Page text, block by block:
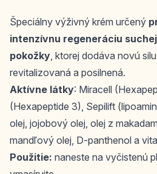
Špeciálny výživný krém určený
intenzívnu regeneráciu
pokožky, ktorej dodáva novú
revitalizovaná a posilnená.
Aktívne látky: Miracell
(Hexapeptide 3), Sepilift
olej, jojobový olej, olej z
mandľový olej, D-panthenol a
Použitie: naneste na vyčistenú